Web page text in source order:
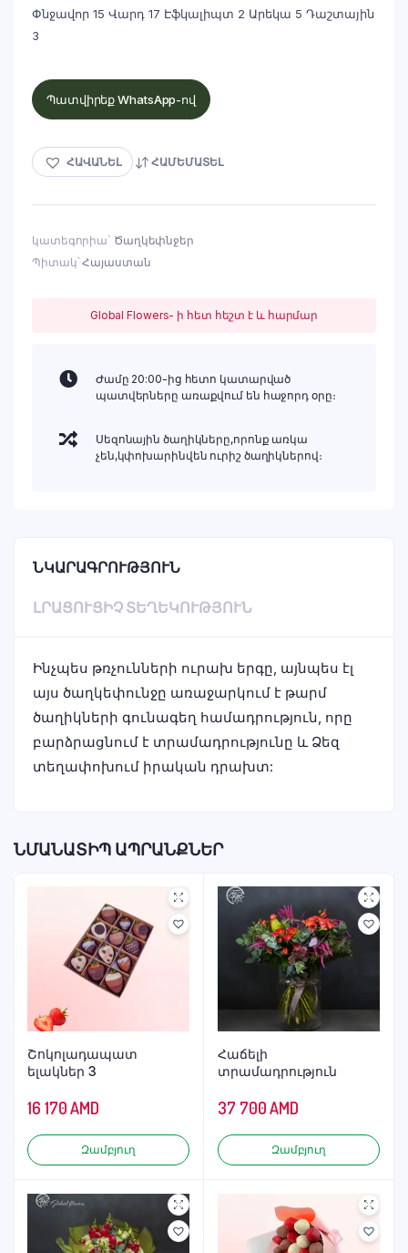
Փնջավոր 15 Վարդ 17 Էֆկալիպտ 2 Արեկա 5 Դաշտային
3
Պատվիրեք WhatsApp-ով
ՀԱՎԱՆԵԼ ՀԱՄԵՄԱՏԵԼ
կատեգորիա` Ծաղկեփնջեր
Պիտակ՝Հայաստան
Global Flowers- ի հետ հեշտ է և հարմար
Ժամը 20:00-ից հետո կատարված
պատվերները առաքվում են հաջորդ օրը։
Սեզոնային ծաղիկները,որոնք առկա
չեն,կփոխարինվեն ուրիշ ծաղիկներով։
ՆԿԱՐԱԳՐՈՒԹՅՈՒՆ
ԼՐԱՑՈՒՑԻՉ ՏԵՂԵԿՈՒԹՅՈՒՆ
Ինչպես թռչունների ուրախ երգը, այնպես էլ
այս ծաղկեփունջը առաջարկում է թարմ
ծաղիկների գունագեղ համադրություն, որը
բարձրացնում է տրամադրությունը և Ձեզ
տեղափոխում իրական դրախտ:
ՆՄԱՆԱՏԻՊ ԱՊՐԱՆՔՆԵՐ
Շոկոլադապատ
ելակներ 3
16 170AMD
Զամբյուղ
Հաճելի
տրամադրություն
37 700AMD
Զամբյուղ